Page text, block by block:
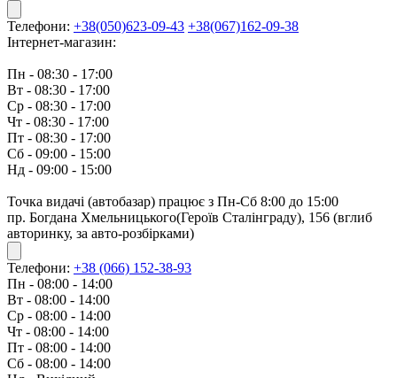
Телефони: +38(050)623-09-43 +38(067)162-09-38
Інтернет-магазин:
Пн - 08:30 - 17:00
Вт - 08:30 - 17:00
Ср - 08:30 - 17:00
Чт - 08:30 - 17:00
Пт - 08:30 - 17:00
Сб - 09:00 - 15:00
Нд - 09:00 - 15:00
Точка видачі (автобазар) працює з Пн-Сб 8:00 до 15:00
пр. Богдана Хмельницького(Героїв Сталінграду), 156 (вглиб
авторинку, за авто-розбірками)
Телефони: +38 (066) 152-38-93
Пн - 08:00 - 14:00
Вт - 08:00 - 14:00
Ср - 08:00 - 14:00
Чт - 08:00 - 14:00
Пт - 08:00 - 14:00
Сб - 08:00 - 14:00